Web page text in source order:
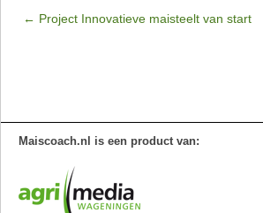
← Project Innovatieve maisteelt van start
Maiscoach.nl is een product van: